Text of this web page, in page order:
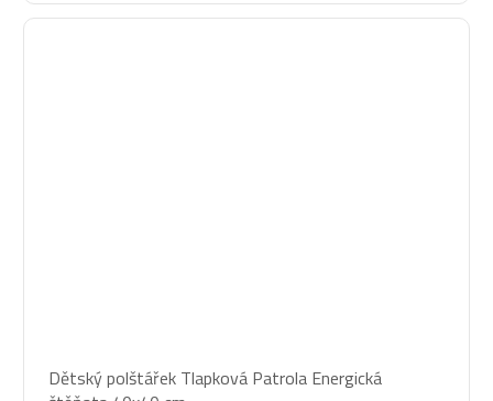
Dětský polštářek Tlapková Patrola Energická